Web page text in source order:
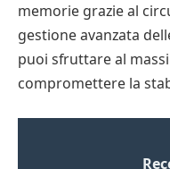
memorie grazie al
gestione avanzata
puoi sfruttare al
compromettere la